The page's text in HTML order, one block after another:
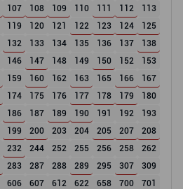
107 108 109 110 111 112
113
119 120 121 122 123 124
125
132 133 134 135 136 137
138
146 147 148 149 150 152
153
159 160 162 163 165 166
167
174 175 176 177 178 179
180
186 187 189 190 191 192
193
199 200 203 204 205 207
208
232 244 252 255 256 258
262
283 287 288 289 295 307
309
606 607 612 622 658 700
701